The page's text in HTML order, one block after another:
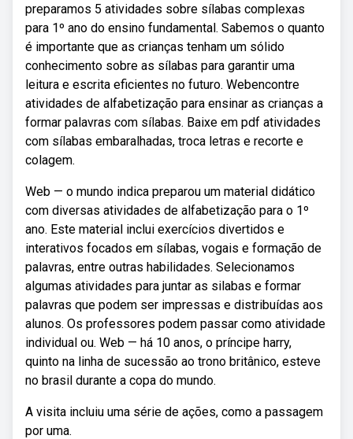
preparamos 5 atividades sobre sílabas complexas
para 1º ano do ensino fundamental. Sabemos o quanto
é importante que as crianças tenham um sólido
conhecimento sobre as sílabas para garantir uma
leitura e escrita eficientes no futuro. Webencontre
atividades de alfabetização para ensinar as crianças a
formar palavras com sílabas. Baixe em pdf atividades
com sílabas embaralhadas, troca letras e recorte e
colagem.
Web — o mundo indica preparou um material didático
com diversas atividades de alfabetização para o 1º
ano. Este material inclui exercícios divertidos e
interativos focados em sílabas, vogais e formação de
palavras, entre outras habilidades. Selecionamos
algumas atividades para juntar as silabas e formar
palavras que podem ser impressas e distribuídas aos
alunos. Os professores podem passar como atividade
individual ou. Web — há 10 anos, o príncipe harry,
quinto na linha de sucessão ao trono britânico, esteve
no brasil durante a copa do mundo.
A visita incluiu uma série de ações, como a passagem
por uma.